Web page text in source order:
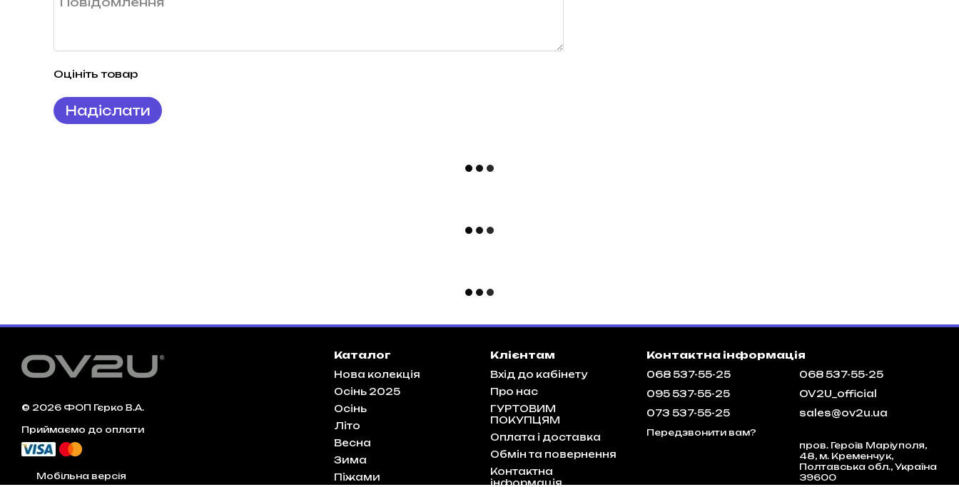
Оцініть товар
Надіслати
© 2026 ФОП Гєрко В.А.
Приймаємо до оплати
Мобільна версія
Каталог
Нова колекція
Осінь 2025
Осінь
Літо
Весна
Зима
Піжами
Клієнтам
Вхід до кабінету
Про нас
ГУРТОВИМ
ПОКУПЦЯМ
Оплата і доставка
Обмін та повернення
Контактна
інформація
Контактна інформація
068 537-55-25
095 537-55-25
073 537-55-25
Передзвонити вам?
068 537-55-25
OV2U_official
sales@ov2u.ua
пров. Героїв Маріуполя,
48, м. Кременчук,
Полтавська обл., Україна
39600